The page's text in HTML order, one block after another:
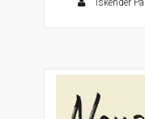
İskender